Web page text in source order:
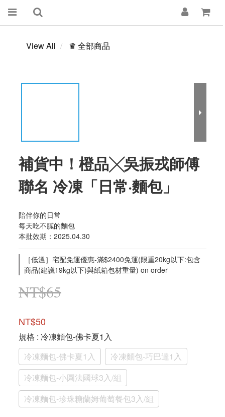
View All ♛ 全部商品
補貨中！橙品╳吳振戎師傅
聯名 冷凍「日常·麵包」
陪伴你的日常
每天吃不膩的麵包
本批效期：2025.04.30
［低溫］宅配免運優惠-滿$2400免運(限重20kg以下:包含
商品(建議19kg以下)與紙箱包材重量) on order
NT$65
NT$50
規格 : 冷凍麵包-佛卡夏1入
冷凍麵包-佛卡夏1入
冷凍麵包-巧巴達1入
冷凍麵包-小圓法國球3入/組
冷凍麵包-珍珠糖蘭姆葡萄餐包3入/組